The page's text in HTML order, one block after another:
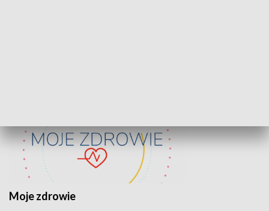
Moje zdrowie